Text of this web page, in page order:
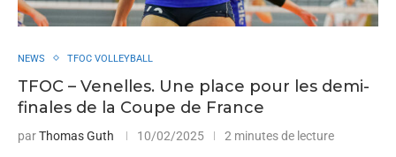
NEWS TFOC VOLLEYBALL
TFOC – Venelles. Une place pour les demi-
finales de la Coupe de France
parThomas Guth 10/02/2025 2 minutes de lecture